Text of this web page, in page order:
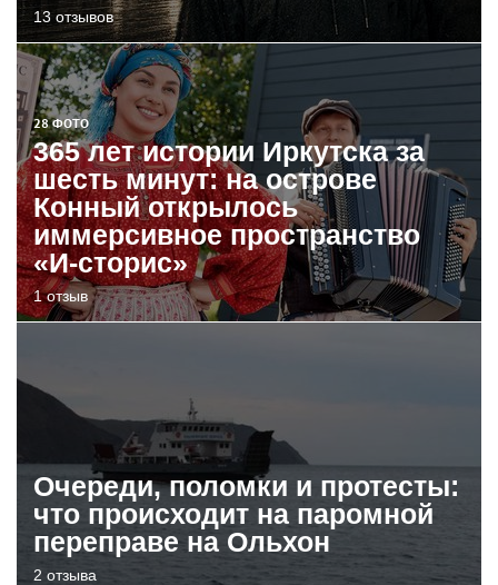
13 отзывов
28 ФОТО
365 лет истории Иркутска за
шесть минут: на острове
Конный открылось
иммерсивное пространство
«И-сторис»
1 отзыв
Очереди, поломки и протесты:
что происходит на паромной
переправе на Ольхон
2 отзыва